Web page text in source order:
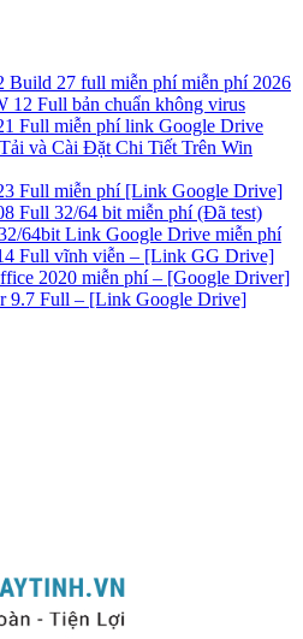
Build 27 full miễn phí miễn phí 2026
12 Full bản chuẩn không virus
Full miễn phí link Google Drive
và Cài Đặt Chi Tiết Trên Win
Full miễn phí [Link Google Drive]
Full 32/64 bit miễn phí (Đã test)
64bit Link Google Drive miễn phí
Full vĩnh viễn – [Link GG Drive]
2020 miễn phí – [Google Driver]
9.7 Full – [Link Google Drive]